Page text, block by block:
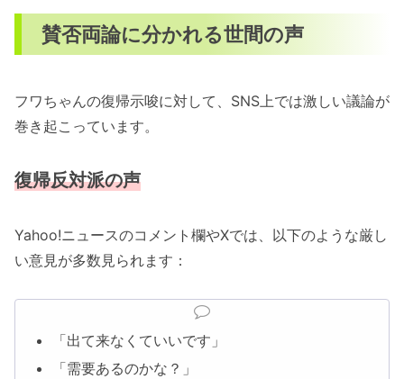
賛否両論に分かれる世間の声
フワちゃんの復帰示唆に対して、SNS上では激しい議論が
巻き起こっています。
復帰反対派の声
Yahoo!ニュースのコメント欄やXでは、以下のような厳し
い意見が多数見られます：
「出て来なくていいです」
「需要あるのかな？」